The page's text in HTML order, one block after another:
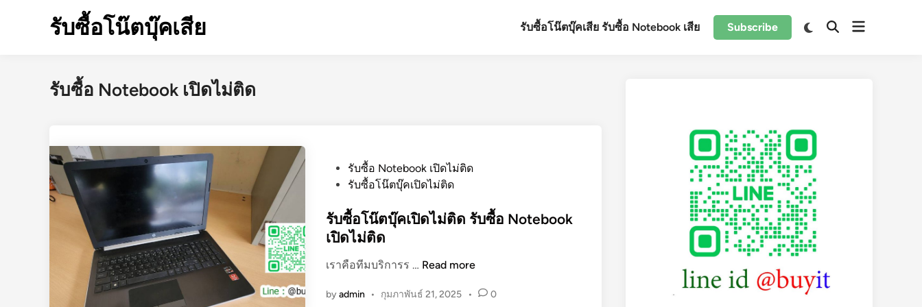
รับซื้อโน๊ตบุ๊คเสีย รับซื้อโน๊ตบุ๊คเสีย รับซื้อ Notebook เสีย Subscribe
SwitchOpenOpen
รับซื้อ Notebook เปิดไม่ติด
t
e
i
รับซื้อ Notebook เปิดไม่ติด
รับซื้อโน๊ตบุ๊คเปิดไม่ติด
รับซื้อโน๊ตบุ๊คเปิดไม่ติด รับซื้อ Notebook
เปิดไม่ติด
เราคือทีมบริการร … รั
ซื้
Read more
byadmin • กุมภาพันธ์ 21, 2025 • 0